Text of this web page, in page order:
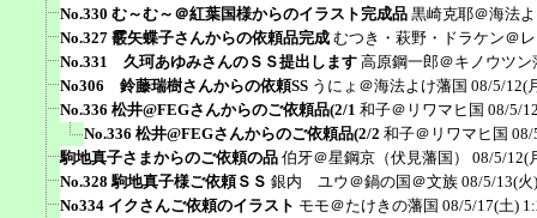
No.330 む～む～＠紅葉国様からのイラスト完成品 黒崎克耶＠海法
No.327 霰矢蝶子さんからの依頼品完成 むつき・萩野・ドラケン＠
No.331 久珂あゆみさんのＳＳ提出します 高原鋼一郎＠キノウツン
No306 鈴藤瑞樹さんからの依頼SS うにょ＠海法よけ藩国 08/5/12(
No.336 松井@FEGさんからのご依頼品(2/1 和子＠リワマヒ国 08/5/
No.336 松井@FEGさんからのご依頼品(2/2 和子＠リワマヒ国 08/
駒地真子さまからのご依頼の品 伯牙＠星鋼京（伏見藩国）
08/5/12(
No.328 駒地真子様ご依頼ＳＳ 銀内 ユウ＠鍋の国＠文族 08/5/13(火
No334 イクさんご依頼のイラスト モモ＠たけきの藩国 08/5/17(土)